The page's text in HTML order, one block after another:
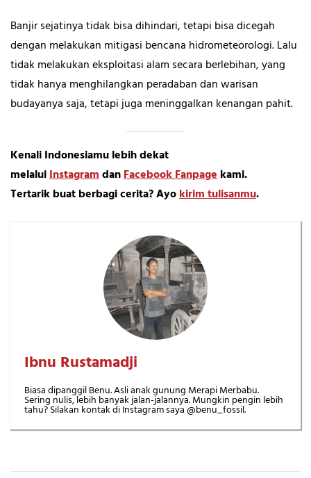
Banjir sejatinya tidak bisa dihindari, tetapi bisa dicegah
dengan melakukan mitigasi bencana hidrometeorologi. Lalu
tidak melakukan eksploitasi alam secara berlebihan, yang
tidak hanya menghilangkan peradaban dan warisan
budayanya saja, tetapi juga meninggalkan kenangan pahit.
Kenali Indonesiamu lebih dekat
melaluiInstagramdanFacebook Fanpagekami.
Tertarik buat berbagi cerita? Ayokirim tulisanmu.
Ibnu Rustamadji
Biasa dipanggil Benu. Asli anak gunung Merapi Merbabu.
Sering nulis, lebih banyak jalan-jalannya. Mungkin pengin lebih
tahu? Silakan kontak di Instagram saya @benu_fossil.